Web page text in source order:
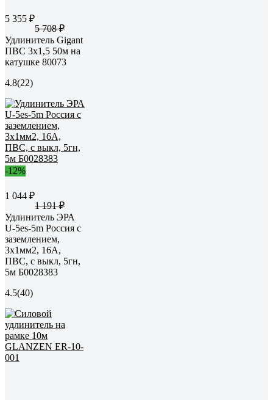
5 355 ₽
5 708 ₽
Удлинитель Gigant
ПВС 3x1,5 50м на
катушке 80073
4.8(22)
-12%
1 044 ₽
1 191 ₽
Удлинитель ЭРА
U-5es-5m Россия с
заземлением,
3x1мм2, 16A,
ПВС, с выкл, 5гн,
5м Б0028383
4.5(40)